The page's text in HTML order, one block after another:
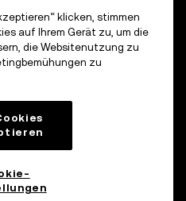
klicken, stimmen
auf Ihrem Gerät zu, um die
die Websitenutzung zu
zu